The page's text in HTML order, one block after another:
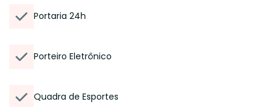
Portaria 24h
Porteiro Eletrônico
Quadra de Esportes